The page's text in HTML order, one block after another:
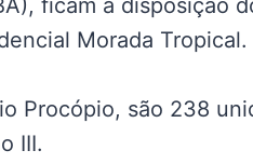
ficam à disposição
Morada Tropical.
Procópio, são 238
III.